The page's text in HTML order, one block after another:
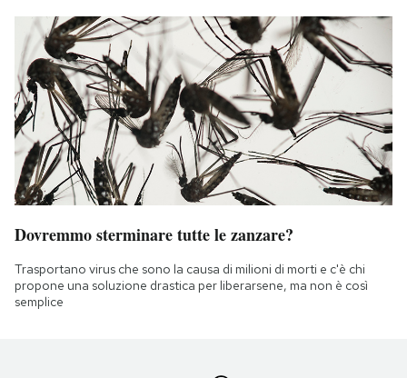
Dovremmo sterminare tutte le zanzare?
Trasportano virus che sono la causa di milioni di morti e c'è chi
propone una soluzione drastica per liberarsene, ma non è così
semplice